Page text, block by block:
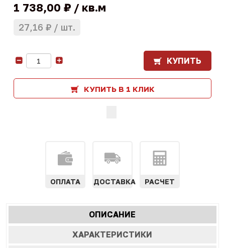
1 738,00 ₽ кв.м
27,16 ₽ шт.
КУПИТЬ
КУПИТЬ В 1 КЛИК
ОПЛАТА ДОСТАВКА РАСЧЕТ
Характеристики
табы
ОПИСАНИЕ
ВКЛАДКА)
ХАРАКТЕРИСТИКИ